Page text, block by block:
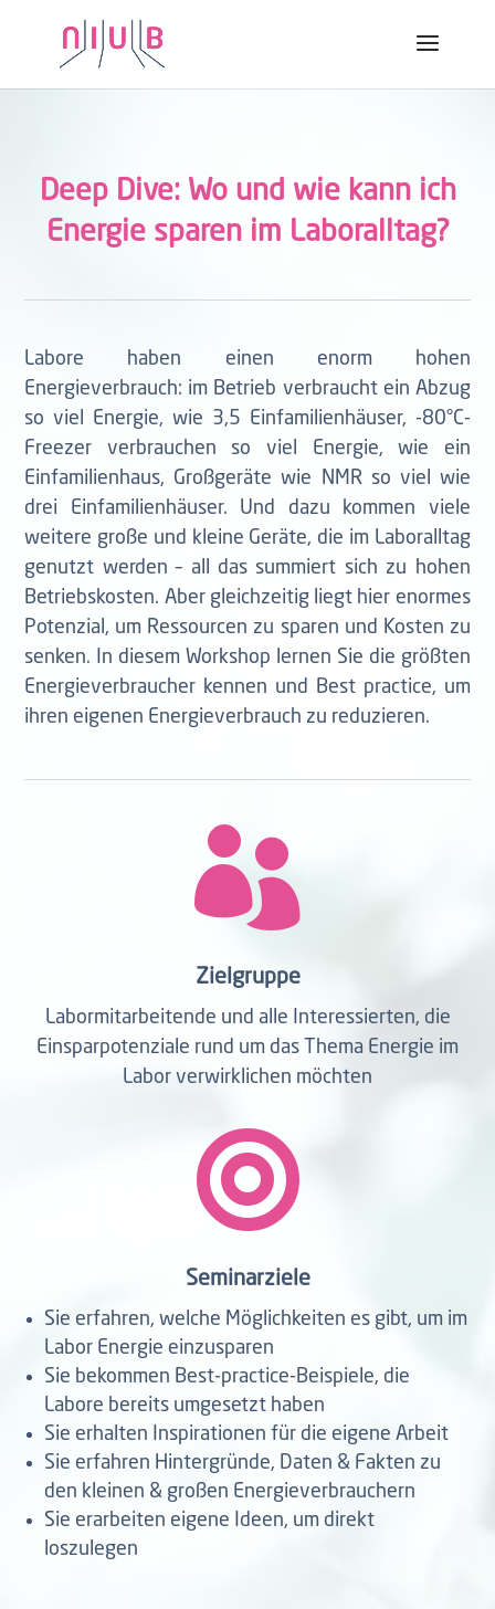
Deep Dive: Wo und wie kann ich
Energie sparen im Laboralltag?
Labore haben einen enorm hohen
Energieverbrauch: im Betrieb verbraucht ein Abzug
so viel Energie, wie 3,5 Einfamilienhäuser, -80°C-
Freezer verbrauchen so viel Energie, wie ein
Einfamilienhaus, Großgeräte wie NMR so viel wie
drei Einfamilienhäuser. Und dazu kommen viele
weitere große und kleine Geräte, die im Laboralltag
genutzt werden – all das summiert sich zu hohen
Betriebskosten. Aber gleichzeitig liegt hier enormes
Potenzial, um Ressourcen zu sparen und Kosten zu
senken. In diesem Workshop lernen Sie die größten
Energieverbraucher kennen und Best practice, um
ihren eigenen Energieverbrauch zu reduzieren.

Zielgruppe
Labormitarbeitende und alle Interessierten, die
Einsparpotenziale rund um das Thema Energie im
Labor verwirklichen möchten

Seminarziele
Sie erfahren, welche Möglichkeiten es gibt, um im
Labor Energie einzusparen
Sie bekommen Best-practice-Beispiele, die
Labore bereits umgesetzt haben
Sie erhalten Inspirationen für die eigene Arbeit
Sie erfahren Hintergründe, Daten & Fakten zu
den kleinen & großen Energieverbrauchern
Sie erarbeiten eigene Ideen, um direkt
loszulegen